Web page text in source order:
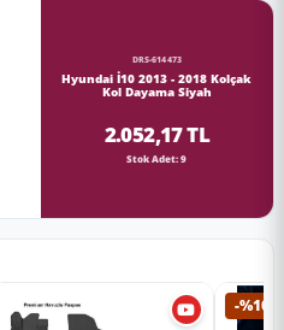
DRS-614473
Hyundai İ10 2013 - 2018 Kolçak
Kol Dayama Siyah
2.052,17 TL
Stok Adet: 9
-%10